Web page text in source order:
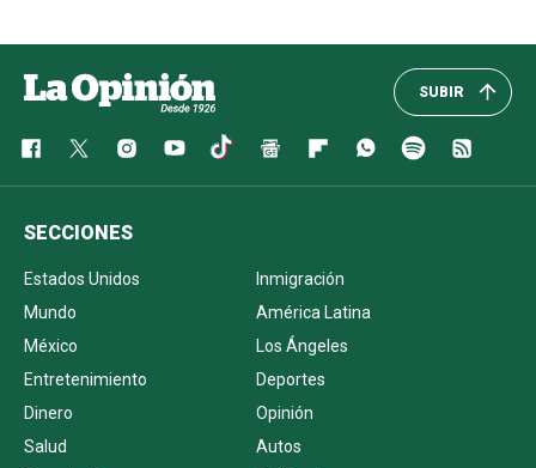
SUBIR
SECCIONES
Estados Unidos
Inmigración
Mundo
América Latina
México
Los Ángeles
Entretenimiento
Deportes
Dinero
Opinión
Salud
Autos